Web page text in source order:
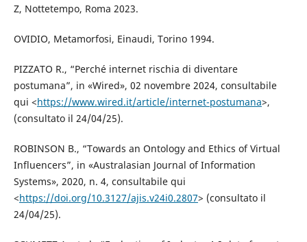
Z, Nottetempo, Roma 2023.
OVIDIO, Metamorfosi, Einaudi, Torino 1994.
PIZZATO R., “Perché internet rischia di diventare
postumana”, in «Wired», 02 novembre 2024, consultabile
qui <https://www.wired.it/article/internet-postumana>,
(consultato il 24/04/25).
ROBINSON B., “Towards an Ontology and Ethics of Virtual
Influencers”, in «Australasian Journal of Information
Systems», 2020, n. 4, consultabile qui
<https://doi.org/10.3127/ajis.v24i0.2807> (consultato il
24/04/25).